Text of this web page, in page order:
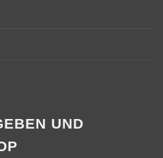
UND